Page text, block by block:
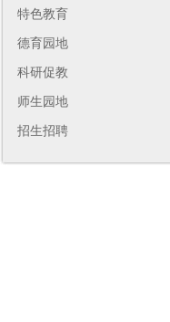
特色教育
德育园地
科研促教
师生园地
招生招聘